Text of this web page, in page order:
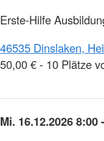
Erste-Hilfe
46535 Dinslaken,
50,00 € - 10 Plätze
Mi. 16.12.2026 8:00